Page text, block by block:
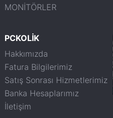
MONİTÖRLER
PCKOLİK
Hakkımızda
Fatura Bilgilerimiz
Satış Sonrası Hizmetlerimiz
Banka Hesaplarımız
İletişim